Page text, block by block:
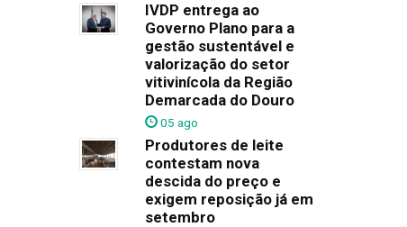
IVDP entrega ao
Governo Plano para a
gestão sustentável e
valorização do setor
vitivinícola da Região
Demarcada do Douro
05 ago
Produtores de leite
contestam nova
descida do preço e
exigem reposição já em
setembro